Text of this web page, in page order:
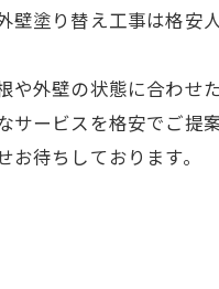
壁塗り替え工事は格安
や外壁の状態に合わせた
サービスを格安でご提
お待ちしております。